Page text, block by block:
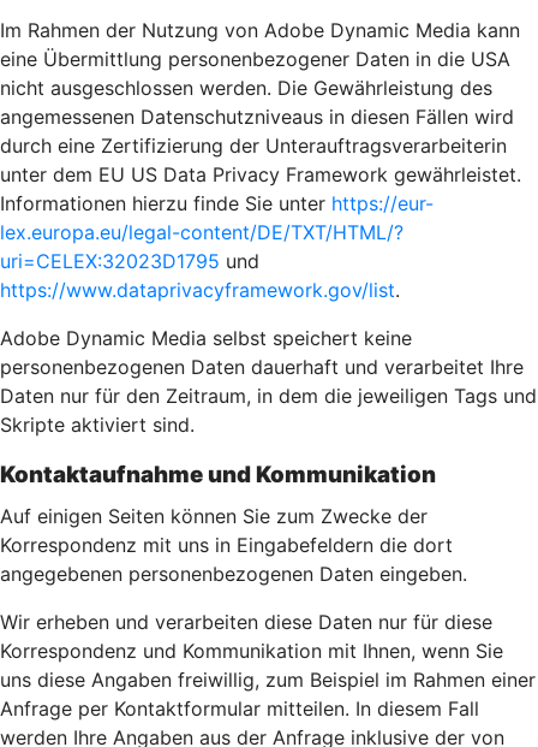
Im Rahmen der Nutzung von Adobe Dynamic Media kann
eine Übermittlung personenbezogener Daten in die USA
nicht ausgeschlossen werden. Die Gewährleistung des
angemessenen Datenschutzniveaus in diesen Fällen wird
durch eine Zertifizierung der Unterauftragsverarbeiterin
unter dem EU US Data Privacy Framework gewährleistet.
Informationen hierzu finde Sie unter https://eur-
lex.europa.eu/legal-content/DE/TXT/HTML/?
uri=CELEX:32023D1795 und
https://www.dataprivacyframework.gov/list.
Adobe Dynamic Media selbst speichert keine
personenbezogenen Daten dauerhaft und verarbeitet Ihre
Daten nur für den Zeitraum, in dem die jeweiligen Tags und
Skripte aktiviert sind.
Kontaktaufnahme und Kommunikation
Auf einigen Seiten können Sie zum Zwecke der
Korrespondenz mit uns in Eingabefeldern die dort
angegebenen personenbezogenen Daten eingeben.
Wir erheben und verarbeiten diese Daten nur für diese
Korrespondenz und Kommunikation mit Ihnen, wenn Sie
uns diese Angaben freiwillig, zum Beispiel im Rahmen einer
Anfrage per Kontaktformular mitteilen. In diesem Fall
werden Ihre Angaben aus der Anfrage inklusive der von